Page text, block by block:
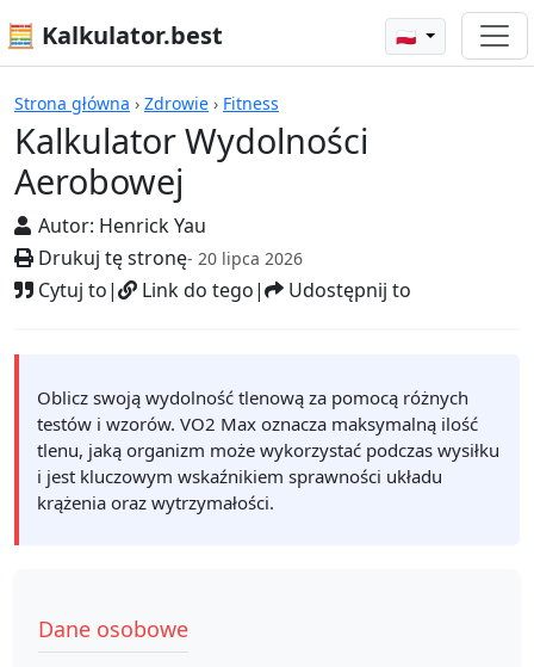
🧮 Kalkulator.best 🇵🇱
Strona główna › Zdrowie › Fitness
Kalkulator Wydolności
Aerobowej
Autor: Henrick Yau
Drukuj tę stronę- 20 lipca 2026
Cytuj to| Link do tego| Udostępnij to
Kalkulatory
Oblicz swoją wydolność tlenową za pomocą różnych
testów i wzorów. VO2 Max oznacza maksymalną ilość
tlenu, jaką organizm może wykorzystać podczas wysiłku
i jest kluczowym wskaźnikiem sprawności układu
krążenia oraz wytrzymałości.
Dane osobowe